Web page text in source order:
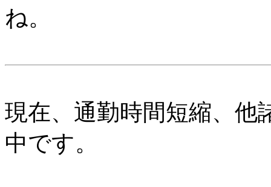
ね。
現在、通勤時間短縮、他
中です。